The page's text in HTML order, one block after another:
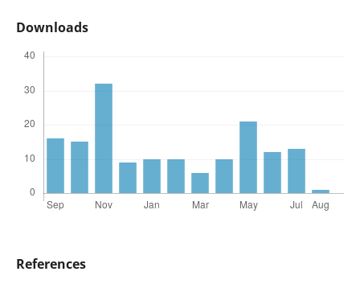
Downloads
References